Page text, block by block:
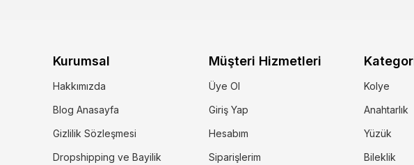
Kurumsal
Hakkımızda
Blog Anasayfa
Gizlilik Sözleşmesi
Dropshipping ve Bayilik
Müşteri Hizmetleri
Üye Ol
Giriş Yap
Hesabım
Siparişlerim
Kolye
Anahtarlık
Yüzük
Bileklik